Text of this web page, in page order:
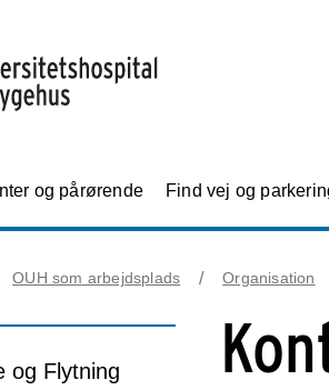
og pårørende Find vej og
OUH som arbejdsplads Organisation
og Flytning